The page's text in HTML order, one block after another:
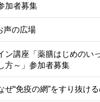
加者募集
声の広場
ン講座「薬膳はじめの
方～」参加者募集
ぜ“免疫の網”をすり抜ける